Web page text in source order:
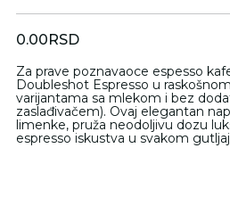
0.00RSD
Za prave poznavaoce espesso
Doubleshot Espresso u
varijantama sa mlekom i bez
zaslađivačem). Ovaj elegantan
limenke, pruža neodoljivu dozu
espresso iskustva u svakom